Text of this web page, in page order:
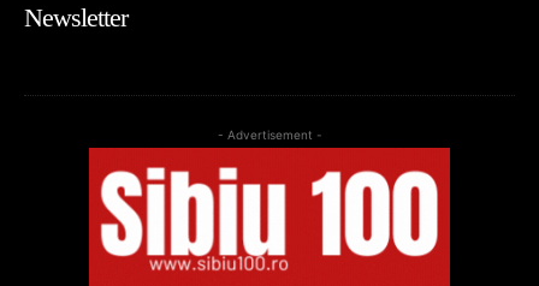
Newsletter
- Advertisement -